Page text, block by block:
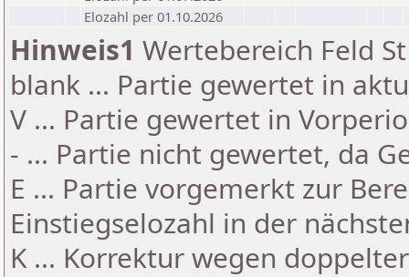
Elozahl per 01.10.2026
Hinweis1 Wertebereich Feld
blank ... Partie gewertet in
V ... Partie gewertet in
- ... Partie nicht gewertet, da
E ... Partie vorgemerkt zur
Einstiegselozahl in der
K ... Korrektur wegen